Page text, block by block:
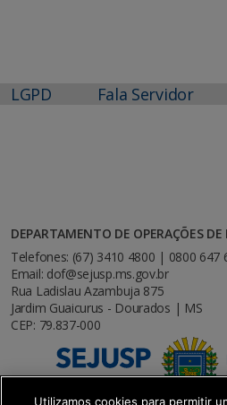
LGPD Fala Servidor
DEPARTAMENTO DE OPERAÇÕES
Telefones: (67) 3410 4800 | 0800 647
Email: dof@sejusp.ms.gov.br
Rua Ladislau Azambuja 875
Jardim Guaicurus - Dourados | MS
CEP: 79.837-000
Utilizamos cookies para permitir